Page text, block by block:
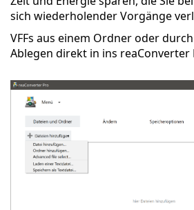
sich wiederholender Vorgänge
VFFs aus einem Ordner oder
Ablegen direkt in ins reaConverter